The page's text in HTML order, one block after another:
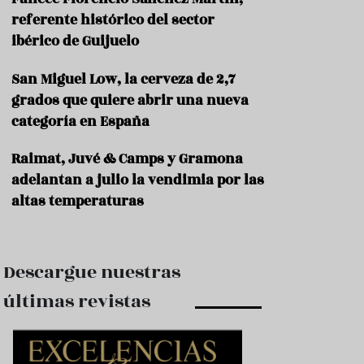
r
a
n
s
F
n
referente histórico del sector
ibérico de Guijuelo
San Miguel Low, la cerveza de 2,7
grados que quiere abrir una nueva
categoría en España
Raimat, Juvé & Camps y Gramona
adelantan a julio la vendimia por las
altas temperaturas
Descargue nuestras
últimas revistas